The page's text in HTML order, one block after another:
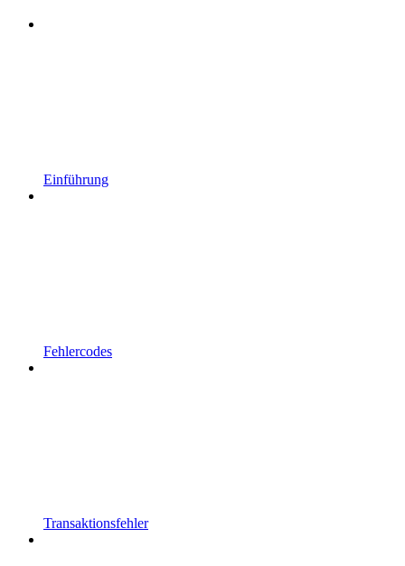
Einführung
Fehlercodes
Transaktionsfehler